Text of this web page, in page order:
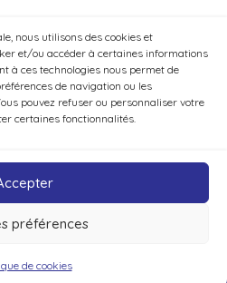
nous utilisons des cookies et
et/ou accéder à certaines informations
à ces technologies nous permet de
de navigation ou les
pouvez refuser ou personnaliser votre
certaines fonctionnalités.
préférences
de cookies